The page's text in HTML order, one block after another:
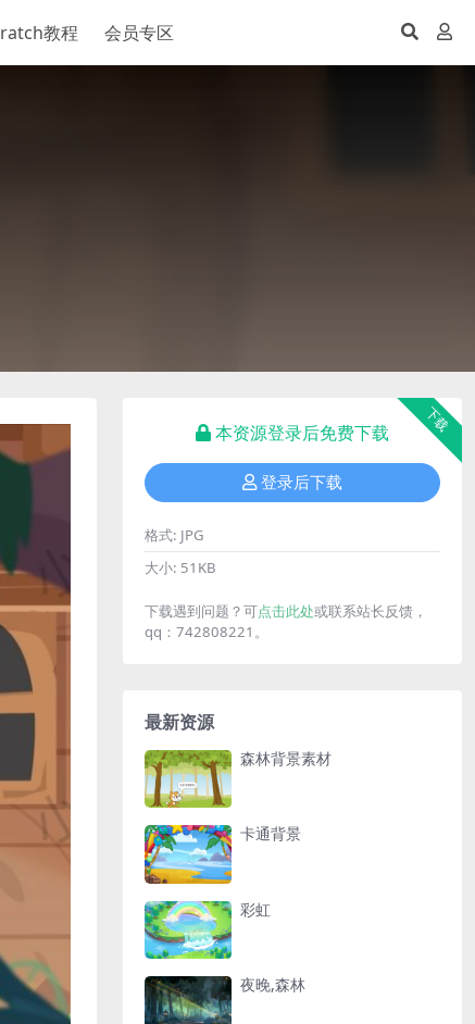
教程 会员专区
下载
本资源登录后免费下载
登录后下载
格式: JPG
大小: 51KB
下载遇到问题？可点击此处或联系站长反馈，
qq：742808221。
最新资源
森林背景素材
卡通背景
彩虹
夜晚,森林